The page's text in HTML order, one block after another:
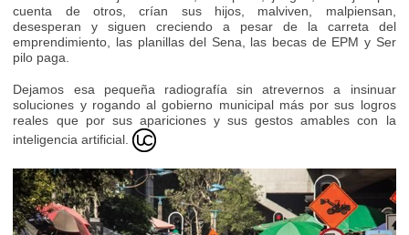
cuenta de otros, crían sus hijos, malviven, malpiensan,
desesperan y siguen creciendo a pesar de la carreta del
emprendimiento, las planillas del Sena, las becas de EPM y Ser
pilo paga.
Dejamos esa pequeña radiografía sin atrevernos a insinuar
soluciones y rogando al gobierno municipal más por sus logros
reales que por sus apariciones y sus gestos amables con la
inteligencia artificial.